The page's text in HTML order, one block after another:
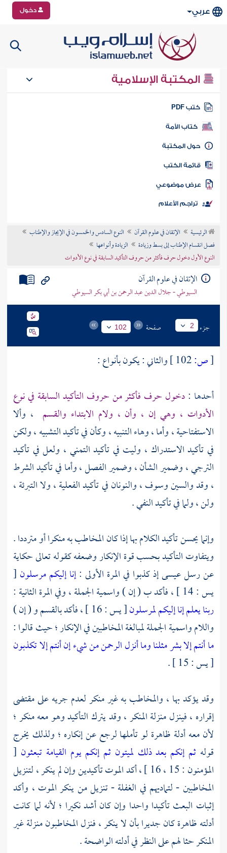
عربي دخول
المكتبة الإسلامية
كتب PDF
كتاب الأمة
المكتبة
الكتب
موضوعي
تراجم الأعلام
الرئيسية الإتقان في علوم القرآن
النوع السادس والخمسون في الإيجاز والإطناب
فصل انقسام الإطناب إلى بسط وزيادة
الزيادة وأنواعها
النوع الأول دخول حرف فأكثر من حروف التأكيد السابقة في نوع الأدوات
الإتقان في علوم القرآن
السيوطي - جلال الدين عبد الرحمن بن أبي بكر السيوطي
جزء 2 صفحة 102
[ص:
والثاني : يكون بأنواع :
أحدها :دخول حرف فأكثر من حروف التأكيد السابقة في نوع
الأدوات ، وهي إن ، وأن ، ولام الابتداء والقسم ، وألا
الاستفتاحية ، وأما ، وهاء التنبيه ، وكأن في تأكيد التشبيه ، ولكن
في تأكيد الاستدراك ، وليت في تأكيد التمني ، ولعل في تأكيد
الترجي ، وضمير الشأن ، وضمير الفصل ، وأما في تأكيد الشرط
، وقد والسين وسوف ، والنونان في تأكيد الفعلية ، ولا التبرئة ،
ولن ، ولما في تأكيد النفي .
وإنما يحسن تأكيد الكلام بها إذا كان المخاطب به منكرا أو مترددا .
ويتفاوت التأكيد بحسب قوة الإنكار وضعفه كقوله تعالى حكاية
عن رسلعيسىإذ كذبوا في المرة الأولى :إنا إليكم مرسلون [
يس : 14 ] ، فأكد ب ( إن ) واسمية الجملة ، وفي المرة الثانية :
ربنا يعلم إنا إليكم لمرسلون
[ يس : 16 ] ، فأكد بالقسم و ( إن )
واللام واسمية الجملة لمبالغة المخاطبين في الإنكار ؛ حيث قالوا :
ما أنتم إلا بشر مثلنا وما أنزل الرحمن من شيء إن أنتم إلا تكذبون
[ يس : 15 ] .
وقد يؤكد بها ، والمخاطب به غير منكر لعدم جريه على مقتضى
إقراره ، فينزل منزلة المنكر ، وقد يترك التأكيد وهو معه منكر ؛
لأن معه أدلة ظاهرة لو تأملها لرجع عن إنكاره ؛ ولذلك يخرج
قولهثم إنكم بعد ذلك لميتون ثم إنكم يوم القيامة تبعثون [
المؤمنون : 15 ، 16 ] ، أكد الموت تأكيدين وإن لم ينكر ، لتنزيل
المخاطبين - لتماديهم في الغفلة - تنزيل من ينكر الموت ، وأكد
إثبات البعث تأكيدا واحدا وإن كان أشد نكيرا ؛ لأنه لما كانت
أدلته ظاهرة كان جديرا بأن لا ينكر ، فنزل المخاطبون منزلة غير
المنكر حثا لهم على النظر في أدلته الواضحة .